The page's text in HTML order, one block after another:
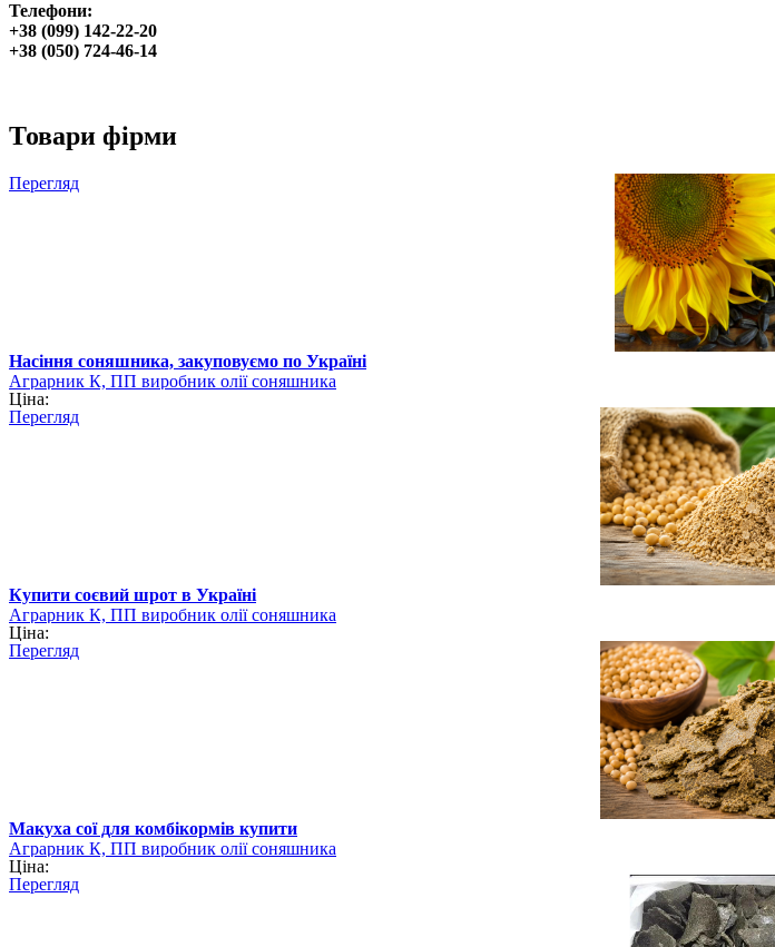
Телефони:
+38 (099) 142-22-20
+38 (050) 724-46-14
Товари фірми
Перегляд
Насіння соняшника, закуповуємо по Україні
Аграрник К, ПП виробник олії соняшника
Ціна:
Перегляд
Купити соєвий шрот в Україні
Аграрник К, ПП виробник олії соняшника
Ціна:
Перегляд
Макуха сої для комбікормів купити
Аграрник К, ПП виробник олії соняшника
Ціна:
Перегляд